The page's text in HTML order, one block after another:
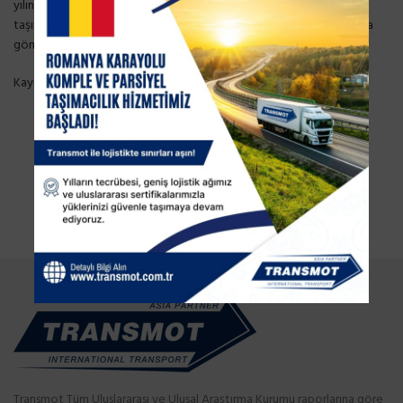
yılının ilk dokuz ayında UBAK izin belgeleriyle yapılan 3. ülke
taşımalarına ilişkin evrakların da 7 Ekim 2022 tarihine kadar Bakanlığa
gönderilmesi gerekmektedir.
Kaynak:www.und.org.tr